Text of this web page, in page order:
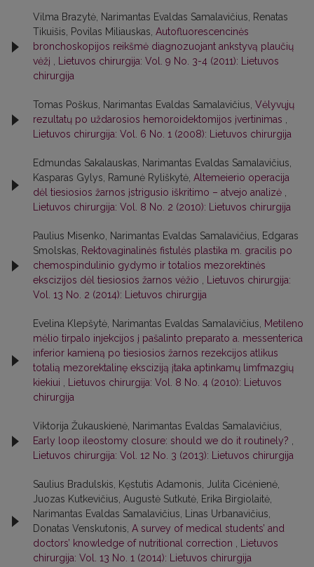
Vilma Brazytė, Narimantas Evaldas Samalavičius, Renatas
Tikuišis, Povilas Miliauskas, Autofluorescencinės
bronchoskopijos reikšmė diagnozuojant ankstyvą plaučių
vėžį
Lietuvos chirurgija: Vol. 9 No. 3-4 (2011): Lietuvos
chirurgija
Tomas Poškus, Narimantas Evaldas Samalavičius, Vėlyvųjų
rezultatų po uždarosios hemoroidektomijos įvertinimas
Lietuvos chirurgija: Vol. 6 No. 1 (2008): Lietuvos chirurgija
Edmundas Sakalauskas, Narimantas Evaldas Samalavičius,
Kasparas Gylys, Ramunė Ryliškytė, Altemeierio operacija
dėl tiesiosios žarnos įstrigusio iškritimo – atvejo analizė
Lietuvos chirurgija: Vol. 8 No. 2 (2010): Lietuvos chirurgija
Paulius Misenko, Narimantas Evaldas Samalavičius, Edgaras
Smolskas,
Rektovaginalinės fistulės plastika m. gracilis po
chemospindulinio gydymo ir totalios mezorektinės
ekscizijos dėl tiesiosios žarnos vėžio
Lietuvos chirurgija:
Vol. 13 No. 2 (2014): Lietuvos chirurgija
Evelina Klepšytė, Narimantas Evaldas Samalavičius,
Metileno
mėlio tirpalo injekcijos į pašalinto preparato a. messenterica
inferior kamieną po tiesiosios žarnos rezekcijos atlikus
totalią mezorektalinę eksciziją įtaka aptinkamų limfmazgių
kiekiui
Lietuvos chirurgija: Vol. 8 No. 4 (2010): Lietuvos
chirurgija
Viktorija Žukauskienė, Narimantas Evaldas Samalavičius,
Early loop ileostomy closure: should we do it routinely?
Lietuvos chirurgija: Vol. 12 No. 3 (2013): Lietuvos chirurgija
Saulius Bradulskis, Kęstutis Adamonis, Julita Cicėnienė,
Juozas Kutkevičius, Augustė Sutkutė, Erika Birgiolaitė,
Narimantas Evaldas Samalavičius, Linas Urbanavičius,
Donatas Venskutonis, A survey of medical students’ and
doctors’ knowledge of nutritional correction
Lietuvos
chirurgija: Vol. 13 No. 1 (2014): Lietuvos chirurgija